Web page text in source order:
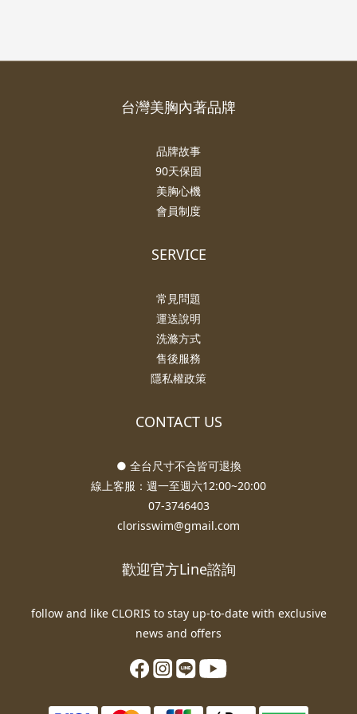
台灣美胸內著品牌
品牌故事
90天保固
美胸心機
會員制度
SERVICE
常見問題
運送說明
洗滌方式
售後服務
隱私權政策
CONTACT US
● 全台尺寸不合皆可退換
線上客服：週一至週六12:00~20:00
07-3746403
clorisswim@gmail.com
歡迎官方Line諮詢
follow and like CLORIS to stay up-to-date with exclusive
news and offers